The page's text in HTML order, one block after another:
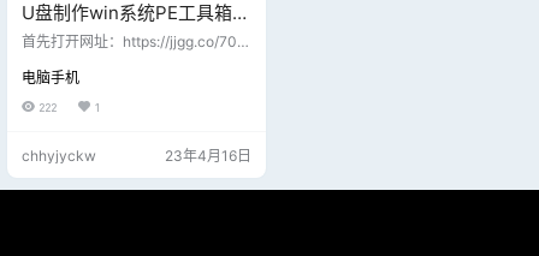
U盘制作win系统PE工具箱详
细视频教程，附送软碟通刻
首先打开网址：https://jjgg.co/707
载PE工具解压缩打开文件 右键以管
理员运行：选择一键安装 U盘之前
镜像拖入ISO文件夹 PE工具装机详
细视频教程: https://jjgg.co/701
电脑手机
222 1
chhyjyckw 23年4月16日